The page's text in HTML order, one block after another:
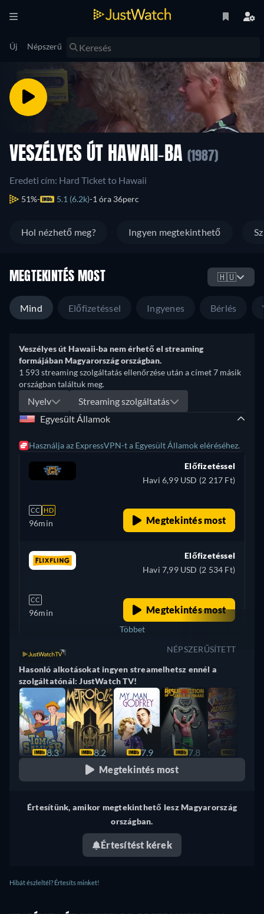
Új Népszerű
VESZÉLYES ÚT HAWAII-BA (1987)
Eredeti cím: Hard Ticket to Hawaii
51% 5.1 (6.2k) 1 óra 36perc
Hol nézhető meg? Ingyen megtekinthető
MEGTEKINTÉS MOST 🇭🇺
Mind Előfizetéssel Ingyenes Bérlés
Veszélyes út Hawaii-ba nem érhető el streaming
formájában Magyarország országban.
1 593 streaming szolgáltatás ellenőrzése után a címet 7 másik
országban találtuk meg.
Nyelv
Streaming szolgáltatás
Egyesült Államok
Használja az ExpressVPN-t a Egyesült Államok eléréséhez.
CC HD
96min
Előfizetéssel
Havi 6,99 USD (2 217 Ft)
Megtekintés most
CC
96min
Előfizetéssel
Havi 7,99 USD (2 534 Ft)
Megtekintés most
Egyesült Királyság
Többet
Hasonló alkotásokat ingyen streamelhetsz ennél a
szolgáltatónál: JustWatch TV!
8.3 8.2 7.9 7.8
Megtekintés most
NÉPSZERŰSÍTETT
Értesítünk, amikor megtekinthető lesz Magyarország
országban.
Értesítést kérek
Hibát észleltél? Értesíts minket!